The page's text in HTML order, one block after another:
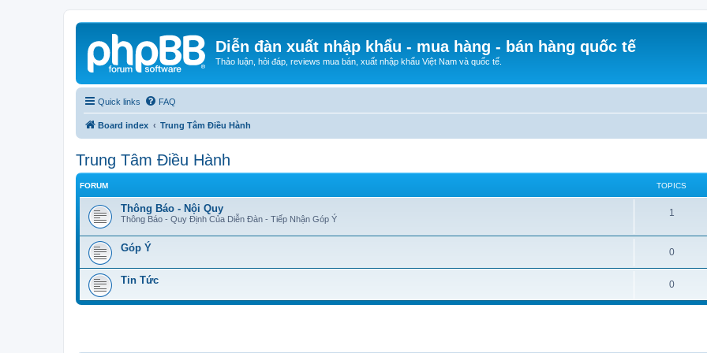
Diễn đàn xuất nhập khẩu - mua hàng - bán hàng quốc tế
Thảo luận, hỏi đáp, reviews mua bán, xuất nhập khẩu Việt Nam và quốc tế.
Quick links FAQ
Board index Trung Tâm Điều Hành
Trung Tâm Điều Hành
FORUM TOPICS
Thông Báo - Nội Quy
Thông Báo - Quy Định Của Diễn Đàn - Tiếp Nhận Góp Ý
1
Góp Ý 0
Tin Tức 0